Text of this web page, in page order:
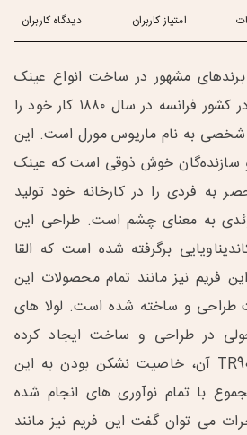
امتیاز کاربران دیدگاه کاربران
برندهای مشهور در ساخت انواع عینک
طبی و آفتابی است که در کشور فرانسه در سال ۱۸۸۰ کار خود را
به نام ماریوس مورل است. این
خوش ذوقی است که عینک
به فردی را در کارخانه خود تولید
به معنای چشم است. طراحی این
برگرفته شده است که القا
فریم نیز مانند تمام محصولات این
طراحی و ساخته شده است. لولا های
در طراحی و ساخت ایجاد کرده
است. همچنین جنس TR90 آن، خاصیت نشکن بودن به این
با تمام نوآوری های انجام شده
می توان گفت این فریم نیز مانند